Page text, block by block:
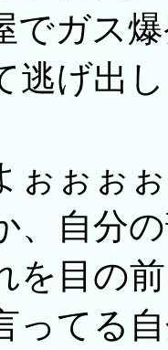
でガス
逃げ出
ぉぉぉ
、自分
を目の
ってる